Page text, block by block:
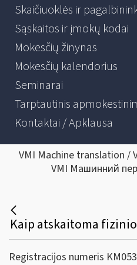
Skaičiuoklės ir
Sąskaitos ir įmokų kodai
Mokesčių žinynas
Mokesčių kalendorius
Seminarai
Tarptautinis
Kontaktai / Apklausa
VMI Machine translation
VMI Машинний
Registracijos numeris